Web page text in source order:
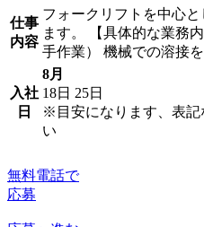
仕事
内容
フォークリフトを中心
ます。 【具体的な業務
手作業） 機械での溶接
入社
日
8月
18日 25日
※目安になります、表記
い
無料電話で
応募